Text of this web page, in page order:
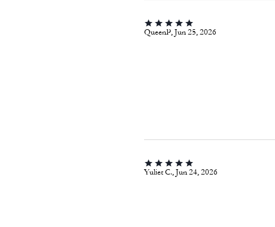
QueenP, Jun 25, 2026
Yuliet C., Jun 24, 2026